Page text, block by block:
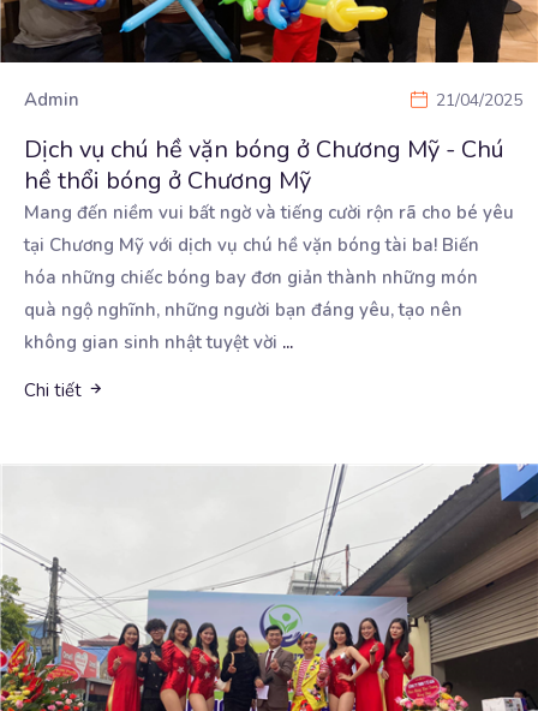
Admin 21/04/2025
Dịch vụ chú hề vặn bóng ở Chương Mỹ - Chú
hề thổi bóng ở Chương Mỹ
Mang đến niềm vui bất ngờ và tiếng cười rộn rã cho bé yêu
tại Chương Mỹ với dịch vụ chú hề vặn bóng tài ba! Biến
hóa những chiếc bóng bay đơn giản thành những món
quà ngộ nghĩnh, những người bạn đáng yêu, tạo nên
không gian sinh nhật tuyệt vời ...
Chi tiết